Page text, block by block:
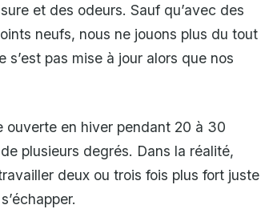
et des odeurs. Sauf qu’avec des
neufs, nous ne jouons plus du tout
pas mise à jour alors que nos
ouverte en hiver pendant 20 à 30
plusieurs degrés. Dans la réalité,
deux ou trois fois plus fort juste